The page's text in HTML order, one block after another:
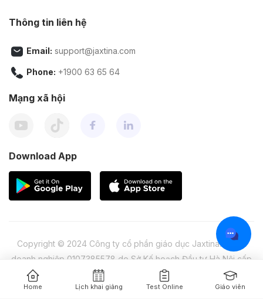
Thông tin liên hệ
Email: support@jaxtina.com
Phone: +1900 63 65 64
Mạng xã hội
Download App
Copyright © 2024 Công ty cổ phần giáo dục Jaxtina. Mã số
doanh nghiệp 0107385578 do Sở Kế hoạch Đầu tư Hà Nội cấp
lần 1 ngày 04/04/2016
Home Lịch khai giảng Test Online Giáo viên